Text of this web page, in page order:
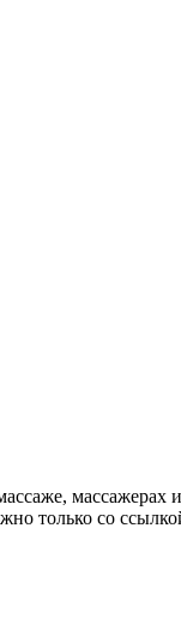
массажерах и
только со